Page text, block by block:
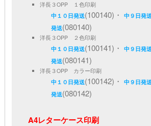
洋長３OPP １色印刷
中１０日発送(100140)・中９日発
発送(080140)
洋長３OPP ２色印刷
中１０日発送(100141)・中９日発
発送(080141)
洋長３OPP カラー印刷
中１０日発送(100142)・中９日発
発送(080142)
A4レターケース印刷